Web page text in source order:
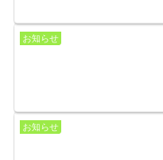
お知らせ
お知らせ